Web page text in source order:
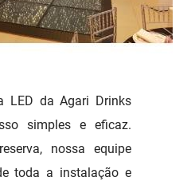
LED da Agari Drinks
simples e eficaz.
nossa equipe
toda a instalação e